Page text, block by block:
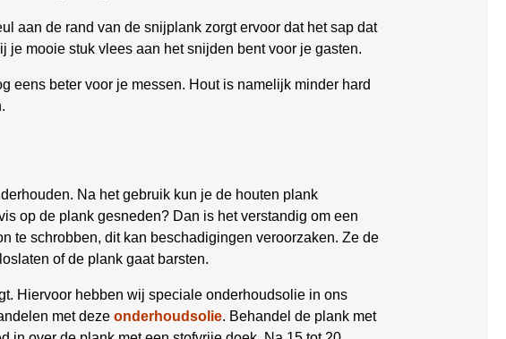
aan de rand van de snijplank zorgt ervoor dat het sap dat
mooie stuk vlees aan het snijden bent voor je gasten.
eens beter voor je messen. Hout is namelijk minder hard
Na het gebruik kun je de houten plank
op de plank gesneden? Dan is het verstandig om een
te schrobben, dit kan beschadigingen veroorzaken. Ze de
of de plank gaat barsten.
Hiervoor hebben wij speciale onderhoudsolie in ons
met deze onderhoudsolie. Behandel de plank met